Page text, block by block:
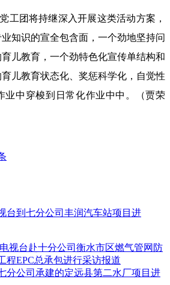
工团将持继深入开展这类活动方案，
知识的宣全包含面，一个劲地坚持问
儿教育，一个劲特色化宣传单结构和
儿教育状态化、奖惩科学化，自觉性
业中穿梭到日常化作业中中。（贾荣
台到七分公司丰润汽车站项目进
视台赴十分公司衡水市区燃气管网防
程EPC总承包进行采访报道
分公司承建的定远县第二水厂项目进